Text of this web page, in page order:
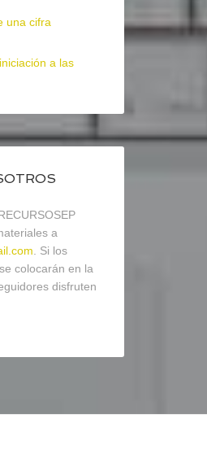
una cifra
a las
a
. Si los
colocarán en la
disfruten